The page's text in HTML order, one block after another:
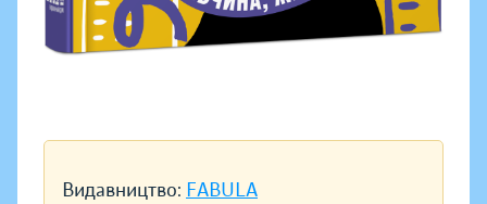
Видавництво: FABULA